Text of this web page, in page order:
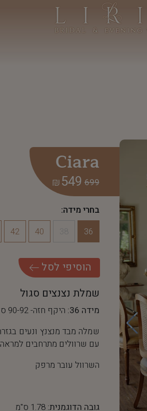
Ciara
699
549
₪
בחרי מידה:
36
40
42
הוסיפי לסל
שמלת נצנצים סגול
מידה 36:
היקף חזה- 90-92 ס"מ, היקף מותן- 68 ס"מ
שמלה מבד מנצנץ ונעים
עם שרוולים מתרחבים
השרוול עובר מרפק
גובה הדוגמנית:1.78 ס"מ